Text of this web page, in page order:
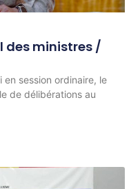
des ministres /
en session ordinaire, le
de délibérations au